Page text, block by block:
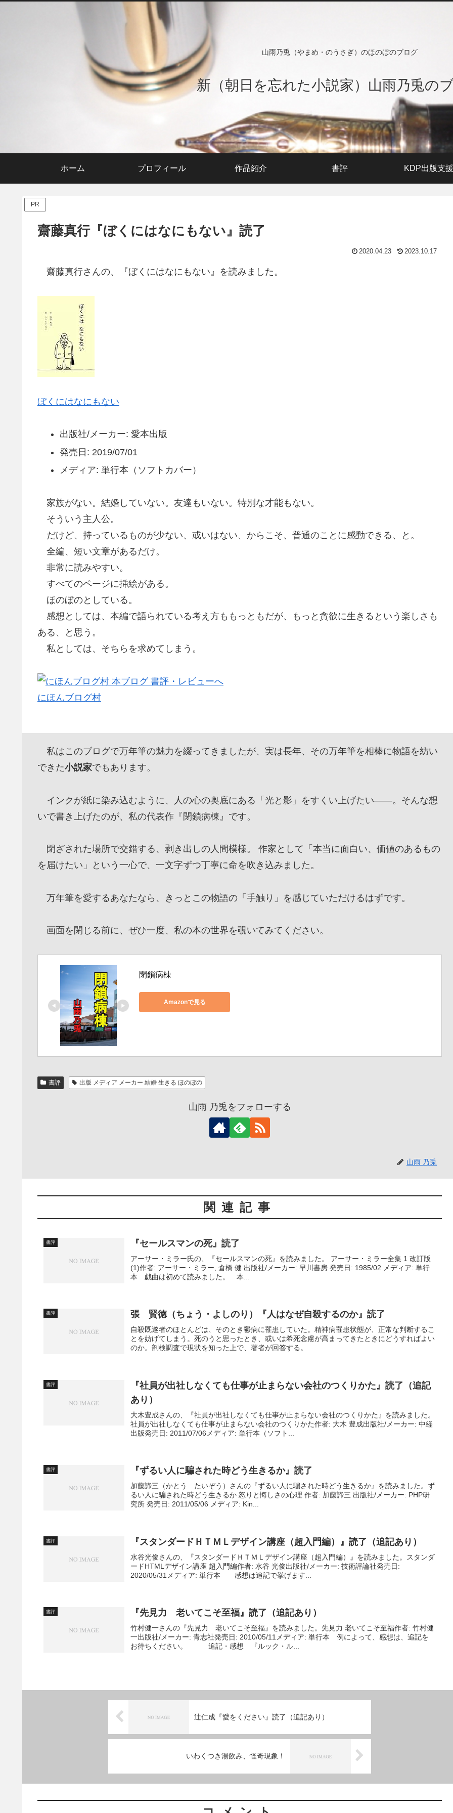
山雨乃兎（やまめ・のうさぎ）のほのぼのブログ
新（朝日を忘れた小説家）山雨乃兎の
ホーム プロフィール 作品紹介 書評 KDP出版支援
PR
齋藤真行『ぼくにはなにもない』読了
2020.04.23 2023.10.17
齋藤真行さんの、『ぼくにはなにもない』を読みました。
ぼくにはなにもない
出版社/メーカー: 愛本出版
発売日: 2019/07/01
メディア: 単行本（ソフトカバー）
家族がない。結婚していない。友達もいない。特別な才能もない。
そういう主人公。
だけど、持っているものが少ない、或いはない、からこそ、普通のことに感動できる、と。
全編、短い文章があるだけ。
非常に読みやすい。
すべてのページに挿絵がある。
ほのぼのとしている。
感想としては、本編で語られている考え方ももっともだが、もっと貪欲に生きるという楽しさも
ある、と思う。
私としては、そちらを求めてしまう。
にほんブログ村
私はこのブログで万年筆の魅力を綴ってきましたが、実は長年、その万年筆を相棒に物語を紡い
できた小説家でもあります。
インクが紙に染み込むように、人の心の奥底にある「光と影」をすくい上げたい——。そんな想
いで書き上げたのが、私の代表作『閉鎖病棟』です。
閉ざされた場所で交錯する、剥き出しの人間模様。 作家として「本当に面白い、価値のあるもの
を届けたい」という一心で、一文字ずつ丁寧に命を吹き込みました。
万年筆を愛するあなたなら、きっとこの物語の「手触り」を感じていただけるはずです。
画面を閉じる前に、ぜひ一度、私の本の世界を覗いてみてください。
閉鎖病棟
Amazonで見る
書評 出版 メディア メーカー 結婚 生きる ほのぼの
山雨 乃兎をフォローする
山雨 乃兎
関連記事
書評 『セールスマンの死』読了
アーサー・ミラー氏の、『セールスマンの死』を読みました。 アーサー・ミラー全集 1 改訂版
(1)作者: アーサー・ミラー, 倉橋 健 出版社/メーカー: 早川書房 発売日: 1985/02 メディア: 単行
本 戯曲は初めて読みました。 本...
書評 張 賢徳（ちょう・よしのり）『人はなぜ自殺するのか』読了
自殺既遂者のほとんどは、そのとき鬱病に罹患していた。精神病罹患状態が、正常な判断するこ
とを妨げてしまう。死のうと思ったとき、或いは希死念慮が高まってきたときにどうすればよい
のか。剖検調査で現状を知った上で、著者が回答する。
書評
『社員が出社しなくても仕事が止まらない会社のつくりかた』読了（追記
あり）
大木豊成さんの、『社員が出社しなくても仕事が止まらない会社のつくりかた』を読みました。
社員が出社しなくても仕事が止まらない会社のつくりかた作者: 大木 豊成出版社/メーカー: 中経
出版発売日: 2011/07/06メディア: 単行本（ソフト...
書評 『ずるい人に騙された時どう生きるか』読了
加藤諦三（かとう たいぞう）さんの『ずるい人に騙された時どう生きるか』を読みました。ず
るい人に騙された時どう生きるか 怒りと悔しさの心理 作者: 加藤諦三 出版社/メーカー: PHP研
究所 発売日: 2011/05/06 メディア: Kin...
書評 『スタンダードＨＴＭＬデザイン講座（超入門編）』読了（追記あり）
水谷光俊さんの、『スタンダードＨＴＭＬデザイン講座（超入門編）』を読みました。スタンダ
ードHTMLデザイン講座 超入門編作者: 水谷 光俊出版社/メーカー: 技術評論社発売日:
2020/05/31メディア: 単行本 感想は追記で挙げます...
書評 『先見力 老いてこそ至福』読了（追記あり）
竹村健一さんの『先見力 老いてこそ至福』を読みました。先見力 老いてこそ至福作者: 竹村健
一出版社/メーカー: 青志社発売日: 2010/05/11メディア: 単行本 例によって、感想は、追記を
お待ちください。 追記・感想 『ルック・ル...
辻仁成『愛をください』読了（追記あり）
いわくつき湯飲み、怪奇現象！